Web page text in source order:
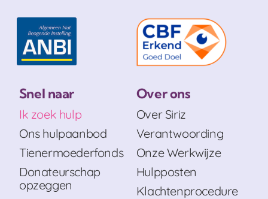
Snel naar
Ik zoek hulp
Ons hulpaanbod
Tienermoederfonds
Donateurschap
opzeggen
Over ons
Over Siriz
Verantwoording
Onze Werkwijze
Hulpposten
Klachtenprocedure